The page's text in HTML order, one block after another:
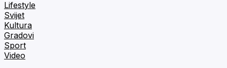
Lifestyle
Svijet
Kultura
Gradovi
Sport
Video